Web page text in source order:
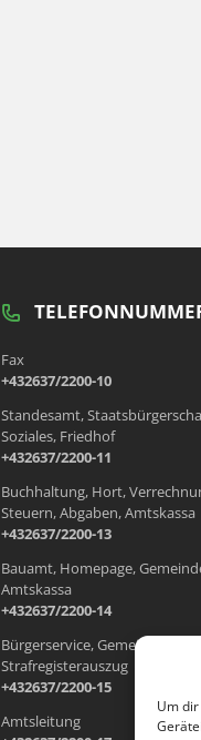
Um
Fax
+432637/2200-10
Standesamt,
Soziales, Friedhof
+432637/2200-11
Buchhaltung, Hort,
Steuern, Abgaben, Amtskassa
+432637/2200-13
Bauamt, Homepage,
Amtskassa
+432637/2200-14
Bürgerservice,
Strafregisterauszug
+432637/2200-15
Amtsleitung